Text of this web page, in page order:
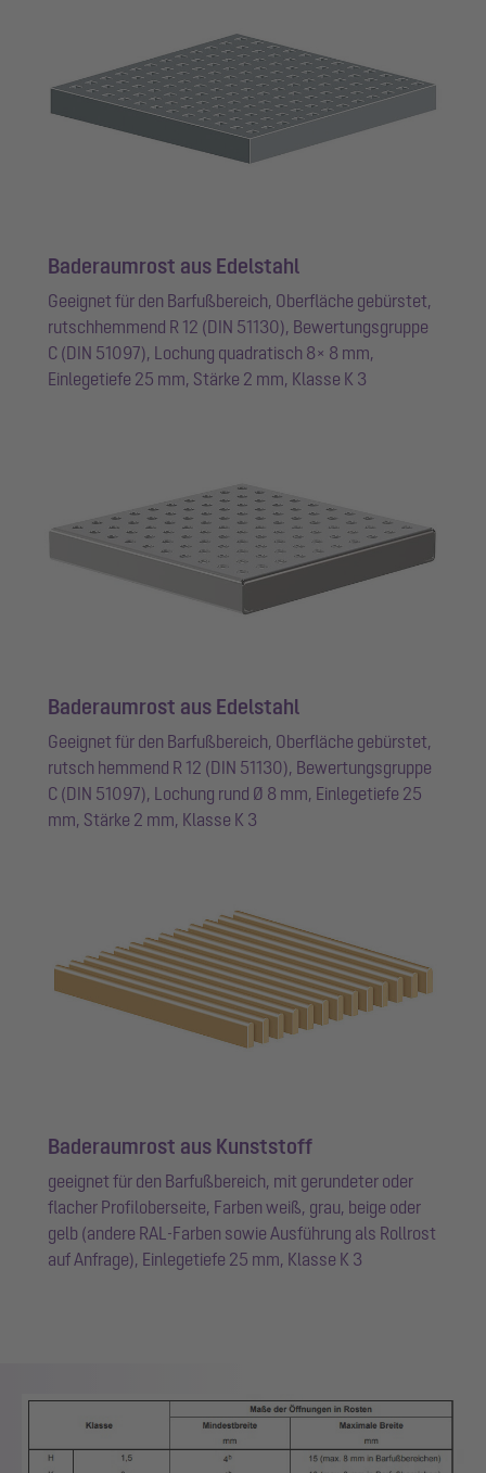
Baderaumrost aus Edelstahl
Geeignet für den Barfußbereich, Oberfläche gebürstet,
rutschhemmend R 12 (DIN 51130), Bewertungsgruppe
C (DIN 51097), Lochung quadratisch 8× 8 mm,
Einlegetiefe 25 mm, Stärke 2 mm, Klasse K 3
Baderaumrost aus Edelstahl
Geeignet für den Barfußbereich, Oberfläche gebürstet,
rutsch hemmend R 12 (DIN 51130), Bewertungsgruppe
C (DIN 51097), Lochung rund Ø 8 mm, Einlegetiefe 25
mm, Stärke 2 mm, Klasse K 3
Baderaumrost aus Kunststoff
geeignet für den Barfußbereich, mit gerundeter oder
flacher Profiloberseite, Farben weiß, grau, beige oder
gelb (andere RAL-Farben sowie Ausführung als Rollrost
auf Anfrage), Einlegetiefe 25 mm, Klasse K 3